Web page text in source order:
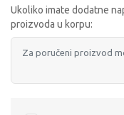
Ukoliko imate dodatne
proizvoda u korpu: